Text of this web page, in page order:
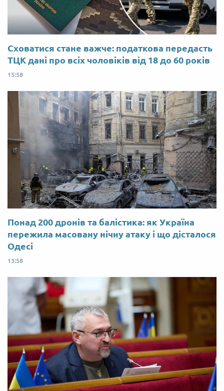
Сховатися стане важче: податкова передасть
ТЦК дані про всіх чоловіків від 18 до 60 років
15:58
Понад 200 дронів та балістика: як Україна
пережила масовану нічну атаку і що дісталося
Одесі
13:58